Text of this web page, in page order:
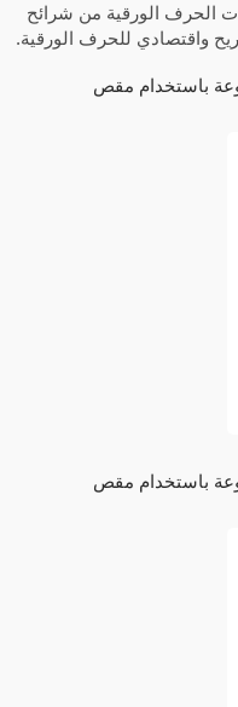
الحرف الورقية من شرائح
واقتصادي للحرف الورقية.